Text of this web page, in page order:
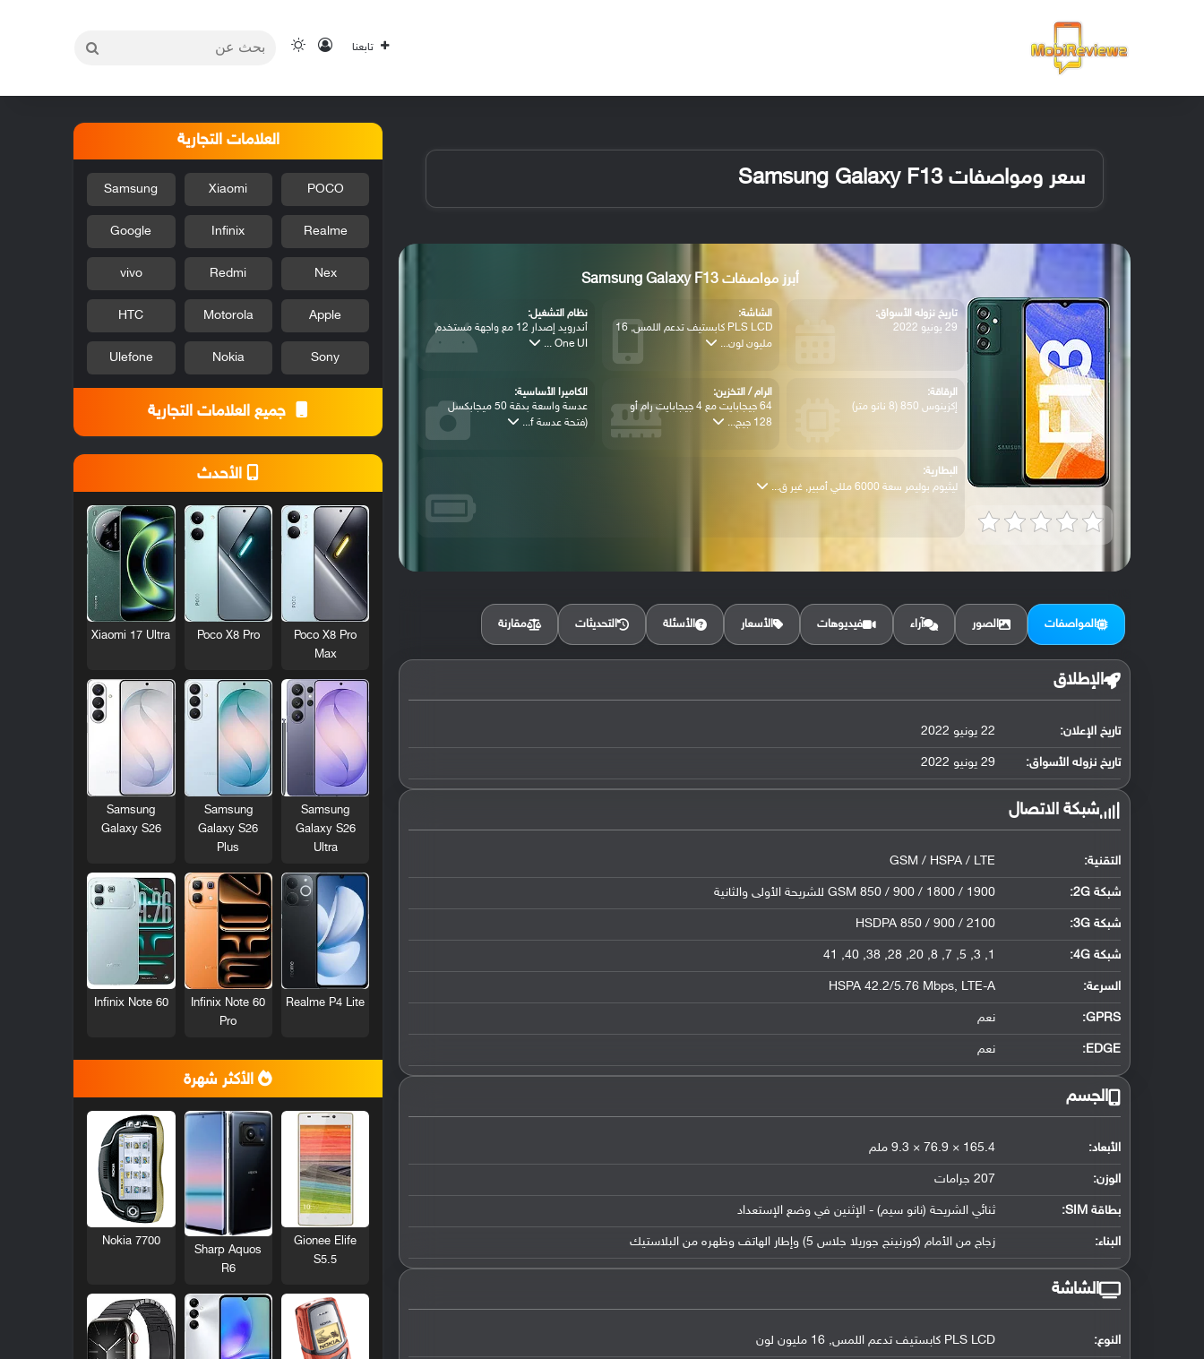
تابعنا تسجيل الدخول
الوضع المظلم
سعر ومواصفات Samsung Galaxy F13
أبرز مواصفات Samsung Galaxy F13
تاريخ نزوله الأسواق:
29 يونيو 2022
الشاشة:
PLS LCD كابستيف تدعم اللمس, 16
مليون لون...
نظام التشغيل:
أندرويد إصدار 12 مع واجهة مستخدم
One UI ...
الرقاقة:
إكزينوس 850 (8 نانو متر)
الرام / التخزين:
64 جيجابايت مع 4 جيجابايت رام أو
128 جيج...
الكاميرا الأساسية:
عدسة واسعة بدقة 50 ميجابكسل
(فتحة عدسة f...
البطارية:
ليثيوم بوليمر سعة 6000 مللي أمبير, غير ق...
المواصفات الصور آراء فيديوهات الأسعار الأسئلة التحديثات مقارنة
الإطلاق
تاريخ الإعلان: 22 يونيو 2022
تاريخ نزوله الأسواق: 29 يونيو 2022
شبكة الاتصال
التقنية: GSM / HSPA / LTE
شبكة 2G: GSM 850 / 900 / 1800 / 1900 للشريحة الأولى والثانية
شبكة 3G :
HSDPA 850 / 900 / 2100
شبكة 4G :
1, 3, 5, 7, 8, 20, 28, 38, 40, 41
السرعة: HSPA 42.2/5.76 Mbps, LTE-A
GPRS: نعم
EDGE: نعم
الجسم
الأبعاد: 165.4 × 76.9 × 9.3 ملم
الوزن: 207 جرامات
بطاقة SIM: ثنائي الشريحة (نانو سيم) - الإثنين في وضع الإستعداد
البناء: زجاج من الأمام (كورنينج جوريلا جلاس 5) وإطار الهاتف وظهره من البلاستيك
الشاشة
النوع: PLS LCD كابستيف تدعم اللمس, 16 مليون لون
العلامات التجارية
POCO
Xiaomi
Samsung
Realme
Infinix
Google
Nex
Redmi
vivo
Apple
Motorola
HTC
Sony
Nokia
Ulefone
جميع العلامات التجارية
الأحدث
Poco X8 Pro
Max
Poco X8 Pro
Xiaomi 17 Ultra
Samsung
Galaxy S26
Ultra
Samsung
Galaxy S26
Plus
Samsung
Galaxy S26
Realme P4 Lite
Infinix Note 60
Pro
Infinix Note 60
الأكثر شهرة
Gionee Elife
S5.5
Sharp Aquos
R6
Nokia 7700